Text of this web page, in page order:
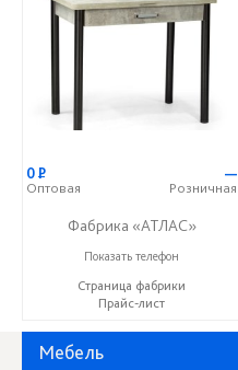
0Р
Оптовая
—
Розничная
Фабрика «АТЛАС»
+7 (937) 917-00-01
Показать телефон
Страница фабрики
Прайс-лист
Мебель